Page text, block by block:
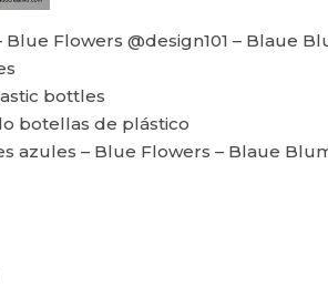
Flowers @design101 – Blaue
bottles
botellas de plástico
azules – Blue Flowers – Blaue